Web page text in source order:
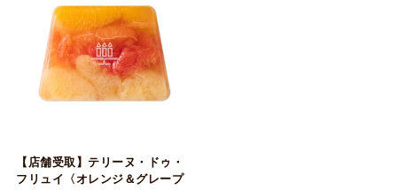
【店舗受取】テリーヌ・ドゥ・
フリュイ〈オレンジ＆グレープ